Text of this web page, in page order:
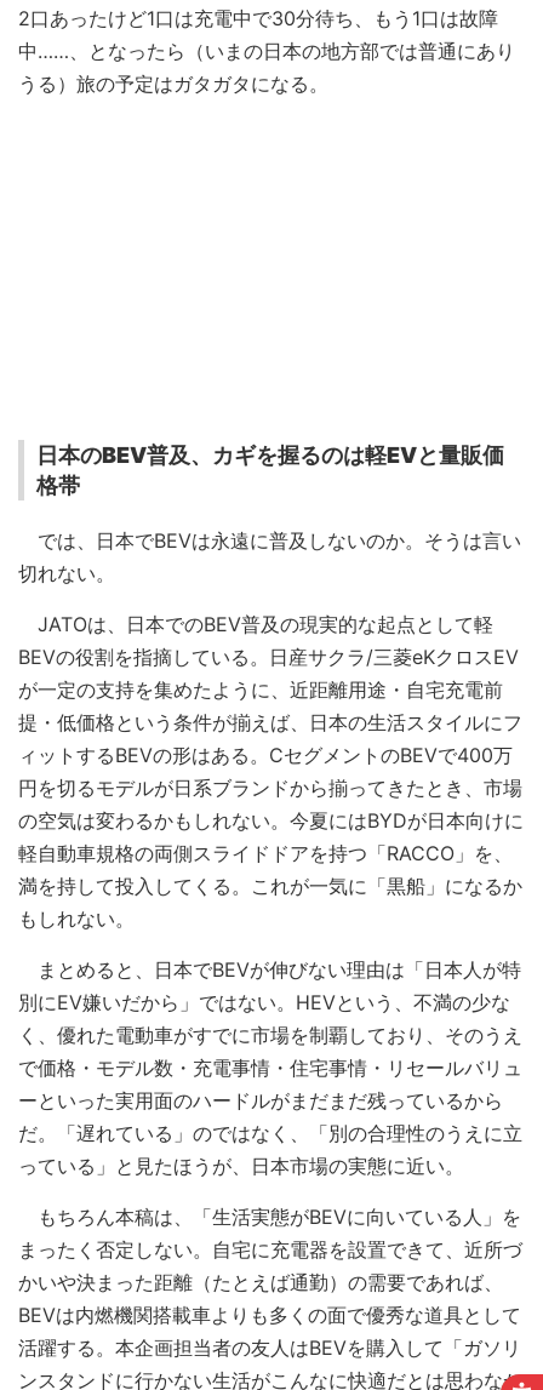
2口あったけど1口は充電中で30分待ち、もう1口は故障
中……、となったら（いまの日本の地方部では普通にあり
うる）旅の予定はガタガタになる。
日本のBEV普及、カギを握るのは軽EVと量販価
格帯
では、日本でBEVは永遠に普及しないのか。そうは言い
切れない。
JATOは、日本でのBEV普及の現実的な起点として軽
BEVの役割を指摘している。日産サクラ/三菱eKクロスEV
が一定の支持を集めたように、近距離用途・自宅充電前
提・低価格という条件が揃えば、日本の生活スタイルにフ
ィットするBEVの形はある。CセグメントのBEVで400万
円を切るモデルが日系ブランドから揃ってきたとき、市場
の空気は変わるかもしれない。今夏にはBYDが日本向けに
軽自動車規格の両側スライドドアを持つ「RACCO」を、
満を持して投入してくる。これが一気に「黒船」になるか
もしれない。
まとめると、日本でBEVが伸びない理由は「日本人が特
別にEV嫌いだから」ではない。HEVという、不満の少な
く、優れた電動車がすでに市場を制覇しており、そのうえ
で価格・モデル数・充電事情・住宅事情・リセールバリュ
ーといった実用面のハードルがまだまだ残っているから
だ。「遅れている」のではなく、「別の合理性のうえに立
っている」と見たほうが、日本市場の実態に近い。
もちろん本稿は、「生活実態がBEVに向いている人」を
まったく否定しない。自宅に充電器を設置できて、近所づ
かいや決まった距離（たとえば通勤）の需要であれば、
BEVは内燃機関搭載車よりも多くの面で優秀な道具として
活躍する。本企画担当者の友人はBEVを購入して「ガソリ
ンスタンドに行かない生活がこんなに快適だとは思わなか